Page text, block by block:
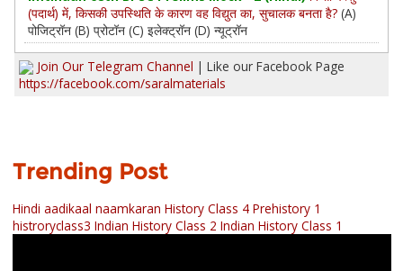
(पदार्थ) में, किसकी उपस्थिति के कारण वह विद्युत का, सुचालक बनता है? (A)
पोजिट्रॉन (B) प्रोटॉन (C) इलेक्ट्रॉन (D) न्यूट्रॉन
Join Our Telegram Channel | Like our Facebook Page
https://facebook.com/saralmaterials
Trending Post
Hindi aadikaal naamkaran History Class 4 Prehistory 1
histroryclass3 Indian History Class 2 Indian History Class 1